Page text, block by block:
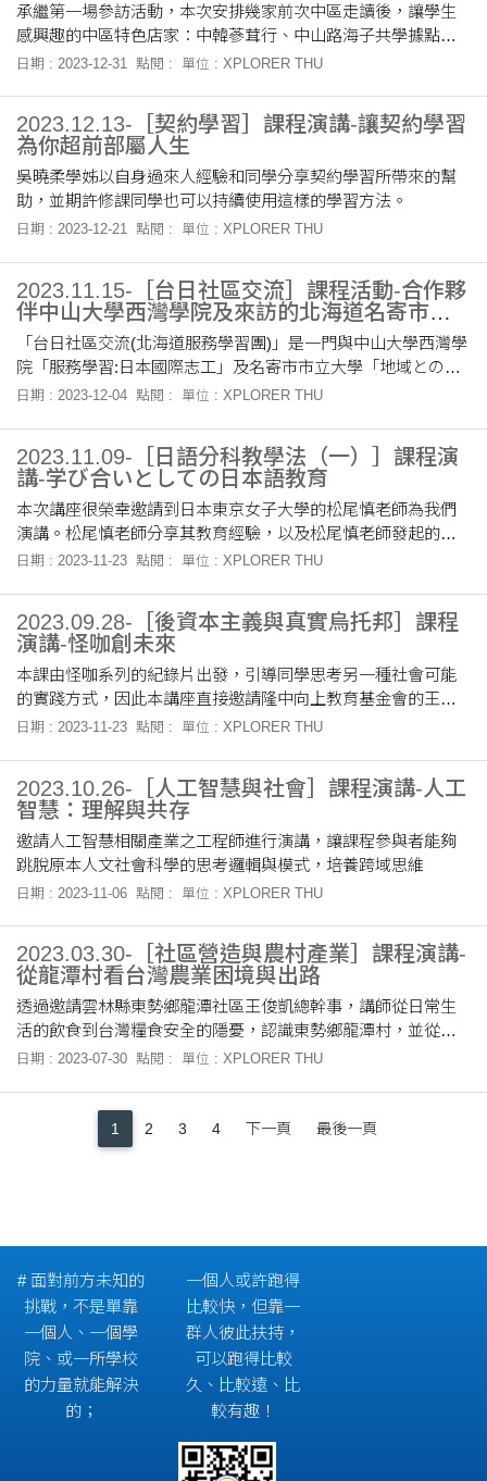
承繼第一場參訪活動，本次安排幾家前次中區走讀後，讓學生
感興趣的中區特色店家：中韓蔘茸行、中山路海子共學據點以
及逃亡計畫工作室，藉由店主和主理人的分享，讓學生更深入
日期 : 2023-12-31 點閱 : 單位 : XPLORER THU
2023.12.13-［契約學習］課程演講-讓契約學習
為你超前部屬人生
吳曉柔學姊以自身過來人經驗和同學分享契約學習所帶來的幫
助，並期許修課同學也可以持續使用這樣的學習方法。
日期 : 2023-12-21 點閱 : 單位 : XPLORER THU
2023.11.15-［台日社區交流］課程活動-合作夥
伴中山大學西灣學院及來訪的北海道名寄市市
長相見歡
「台日社區交流(北海道服務學習團)」是一門與中山大學西灣學
院「服務學習:日本國際志工」及名寄市市立大學「地域との協
働」偕同共構的課程。本課程將於2024年1月中與中山大學的學
日期 : 2023-12-04 點閱 : 單位 : XPLORER THU
2023.11.09-［日語分科教學法（一）］課程演
講-学び合いとしての日本語教育
本次講座很榮幸邀請到日本東京女子大學的松尾慎老師為我們
演講。松尾慎老師分享其教育經驗，以及松尾慎老師發起的
VEC （全名：Villa Education Center）活動及其活動所執行的
日期 : 2023-11-23 點閱 : 單位 : XPLORER THU
2023.09.28-［後資本主義與真實烏托邦］課程
演講-怪咖創未來
本課由怪咖系列的紀錄片出發，引導同學思考另一種社會可能
的實踐方式，因此本講座直接邀請隆中向上教育基金會的王德
蕙執行長，前來分享何謂怪咖？
日期 : 2023-11-23 點閱 : 單位 : XPLORER THU
2023.10.26-［人工智慧與社會］課程演講-人工
智慧：理解與共存
邀請人工智慧相關產業之工程師進行演講，讓課程參與者能夠
跳脫原本人文社會科學的思考邏輯與模式，培養跨域思維
日期 : 2023-11-06 點閱 : 單位 : XPLORER THU
2023.03.30-［社區營造與農村產業］課程演講-
從龍潭村看台灣農業困境與出路
透過邀請雲林縣東勢鄉龍潭社區王俊凱總幹事，講師從日常生
活的飲食到台灣糧食安全的隱憂，認識東勢鄉龍潭村，並從中
探討台灣農業面臨的困境和解決方法。
日期 : 2023-07-30 點閱 : 單位 : XPLORER THU
1 2 3 4 下一頁 最後一頁
# 面對前方未知的
挑戰，不是單靠
一個人、一個學
院、或一所學校
的力量就能解決
的；
一個人或許跑得
比較快，但靠一
群人彼此扶持，
可以跑得比較
久、比較遠、比
較有趣！